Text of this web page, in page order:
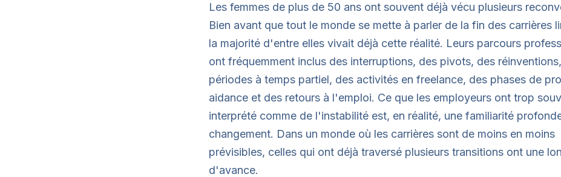
Les femmes de plus de 50 ans ont souvent déjà vécu plusieurs
Bien avant que tout le monde se mette à parler de la fin des carrières
la majorité d'entre elles vivait déjà cette réalité. Leurs parcours
ont fréquemment inclus des interruptions, des pivots, des
périodes à temps partiel, des activités en freelance, des phases de
aidance et des retours à l'emploi. Ce que les employeurs ont trop
interprété comme de l'instabilité est, en réalité, une familiarité
changement. Dans un monde où les carrières sont de moins en moins
prévisibles, celles qui ont déjà traversé plusieurs transitions ont une
d'avance.